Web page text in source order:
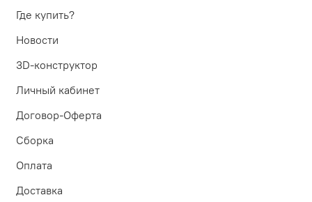
Где купить?
Новости
3D-конструктор
Личный кабинет
Договор-Оферта
Сборка
Оплата
Доставка